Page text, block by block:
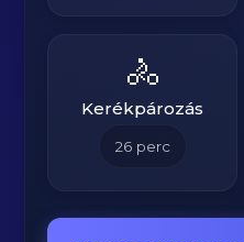
🚴
Kerékpározás
26 perc